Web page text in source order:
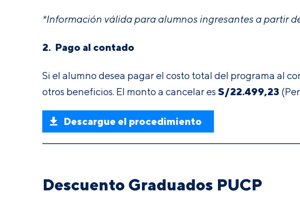
*Información válida para alumnos ingresantes a partir
2. Pago al contado
Si el alumno desea pagar el costo total del programa al
otros beneficios. El monto a cancelar es S/22.499,23
Descargue el procedimiento
Descuento Graduados PUCP